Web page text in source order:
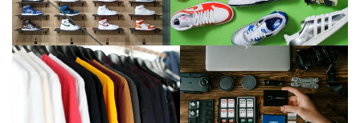
直営店事業所、加盟店事業所のSV業務/就労施設でのサービス管理
責任者の業務
・個別支援計画の作成一式。（弊社システムを使用して作成して
いきます。）
・利用者さん、ご両親、外部関係機関との連絡調整。
・相談員、事業所支援員との会議、連絡等。
・その他、付随する業務